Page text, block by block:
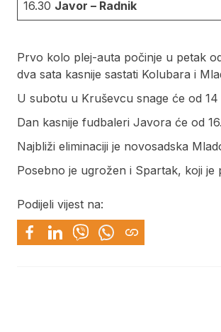
16.30 Javor – Radnik
Prvo kolo plej-auta počinje u petak
dva sata kasnije sastati Kolubara i
U subotu u Kruševcu snage će od
Dan kasnije fudbaleri Javora će od
Najbliži eliminaciji je novosadska
Posebno je ugrožen i Spartak, koji
Podijeli vijest na: